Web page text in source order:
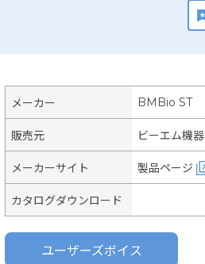
メーカー BMBio ST
販売元 ビーエム機器
メーカーサイト 製品ページ
カタログダウンロード
ユーザーズボイス